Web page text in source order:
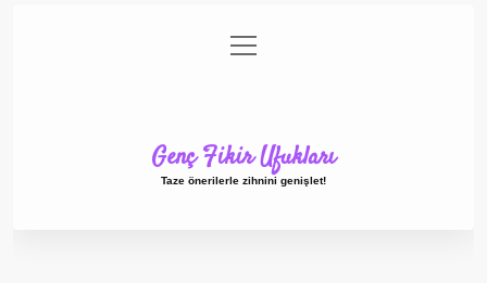
Gizlilik Politikası
menüyü
aç
Genç Fikir Ufukları
Taze önerilerle zihnini genişlet!